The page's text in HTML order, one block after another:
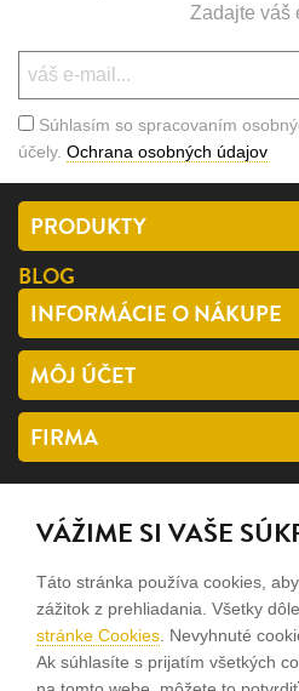
Zadajte váš
Súhlasím so spracovaním
účely. Ochrana osobných údajov
PRODUKTY
BLOG
INFORMÁCIE O NÁKUPE
MÔJ ÚČET
FIRMA
SLEDUJTE NÁS
facebook
instagram
Sme rodinná firma a
VÁŽIME SI VAŠE
Táto stránka používa cookies,
zážitok z prehliadania. Všetky
stránke Cookies . Nevyhnuté
Ak súhlasíte s prijatím všetkých